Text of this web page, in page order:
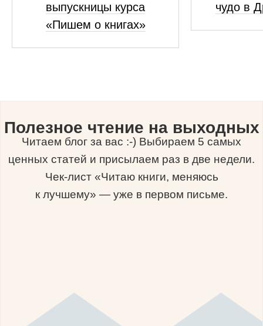
выпускницы курса
«Пишем о книгах»
чудо в
Полезное чтение на выходных
Читаем блог за вас :-) Выбираем 5 самых
ценных статей и присылаем раз в две недели.
Чек-лист «Читаю книги, меняюсь
к лучшему» — уже в первом письме.